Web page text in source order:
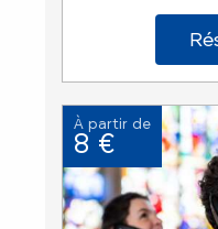
À partir de
8 €